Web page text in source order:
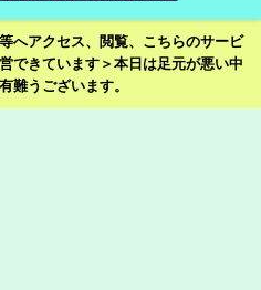
へアクセス、閲覧、こちらのサービ
できています＞本日は足元が悪い中
難うございます。